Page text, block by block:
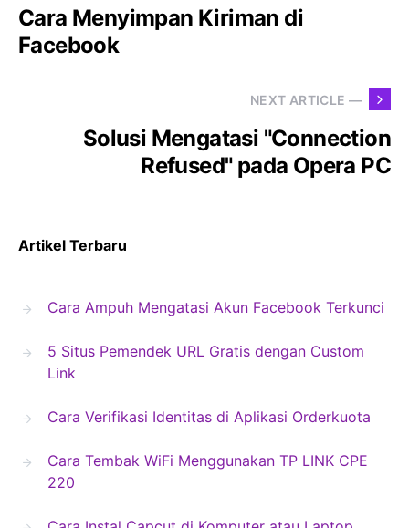
Cara Menyimpan Kiriman di
Facebook
NEXT ARTICLE —
Solusi Mengatasi "Connection
Refused" pada Opera PC
Artikel Terbaru
Cara Ampuh Mengatasi Akun Facebook Terkunci
5 Situs Pemendek URL Gratis dengan Custom
Link
Cara Verifikasi Identitas di Aplikasi Orderkuota
Cara Tembak WiFi Menggunakan TP LINK CPE
220